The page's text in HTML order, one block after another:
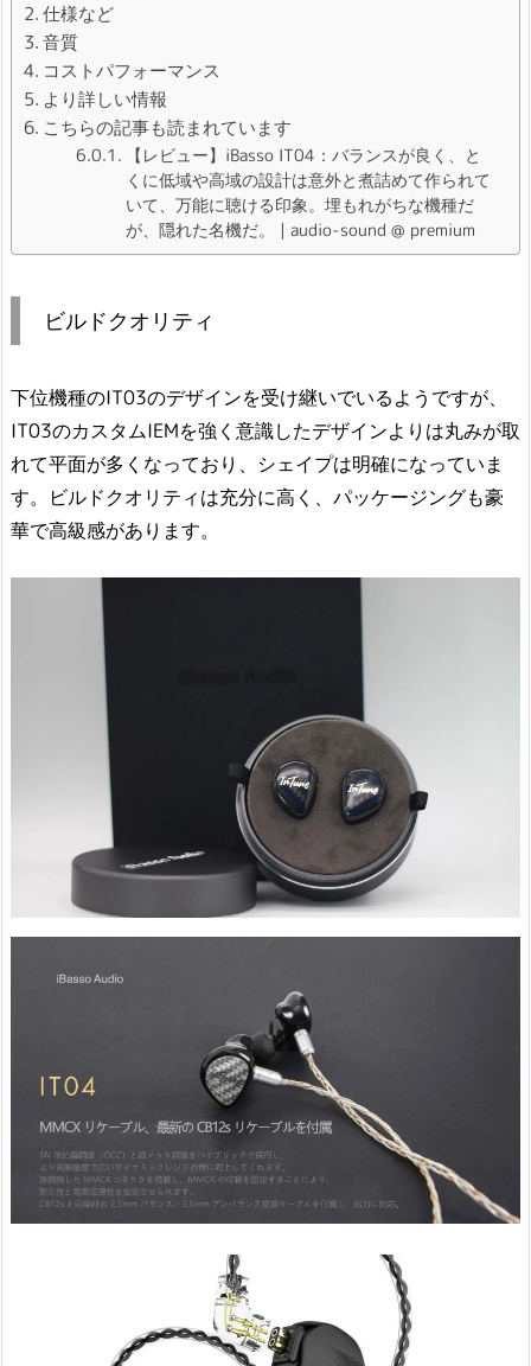
仕様など
音質
コストパフォーマンス
より詳しい情報
こちらの記事も読まれています
【レビュー】iBasso IT04：バランスが良く、と
くに低域や高域の設計は意外と煮詰めて作られて
いて、万能に聴ける印象。埋もれがちな機種だ
が、隠れた名機だ。 | audio-sound @ premium
ビルドクオリティ
下位機種のIT03のデザインを受け継いでいるようですが、
IT03のカスタムIEMを強く意識したデザインよりは丸みが取
れて平面が多くなっており、シェイプは明確になっていま
す。ビルドクオリティは充分に高く、パッケージングも豪
華で高級感があります。